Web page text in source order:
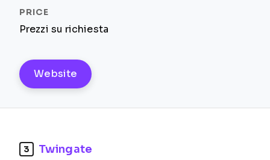
Prezzi su richiesta
Website
3 Twingate